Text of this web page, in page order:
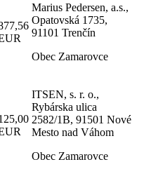
Marius Pedersen, a.s.,
Opatovská 1735,
91101 Trenčín
Obec Zamarovce
ITSEN, s. r. o.,
Rybárska ulica
2582/1B, 91501 Nové
Mesto nad Váhom
Obec Zamarovce